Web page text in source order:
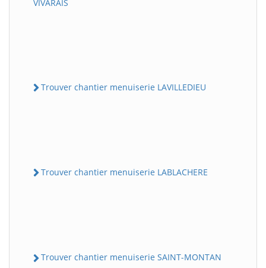
VIVARAIS
Trouver chantier menuiserie LAVILLEDIEU
Trouver chantier menuiserie LABLACHERE
Trouver chantier menuiserie SAINT-MONTAN